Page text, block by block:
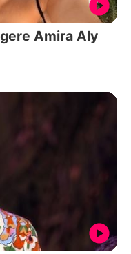
Amira Aly